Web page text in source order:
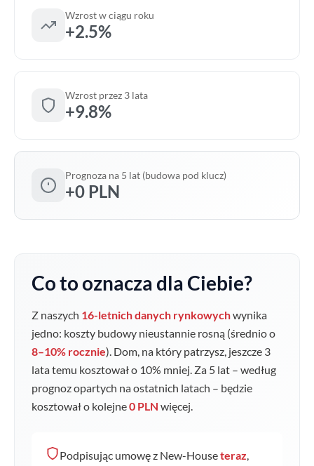
Wzrost w ciągu roku
+2.5%
Wzrost przez 3 lata
+9.8%
Prognoza na 5 lat (budowa pod klucz)
+0 PLN
Co to oznacza dla Ciebie?
Z naszych 16-letnich danych rynkowychwynika
jedno: koszty budowy nieustannie rosną (średnio o
8–10% rocznie). Dom, na który patrzysz, jeszcze 3
lata temu kosztował o 10% mniej. Za 5 lat – według
prognoz opartych na ostatnich latach – będzie
kosztował o kolejne0 PLN więcej.
Podpisując umowę z New-Houseteraz,